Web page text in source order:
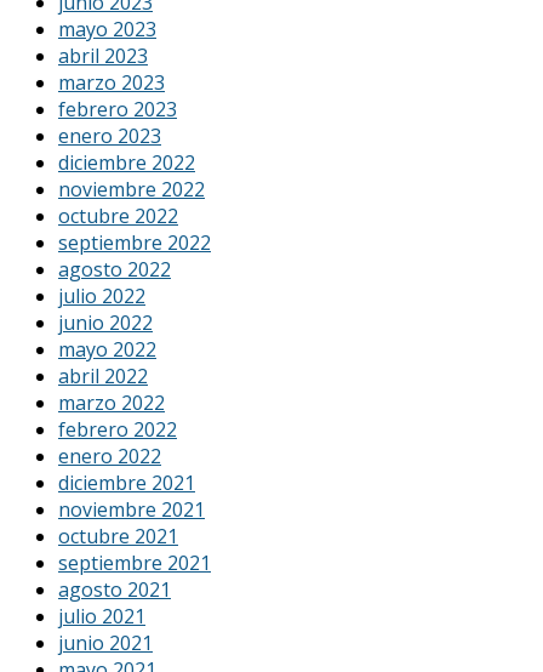
mayo 2023
abril 2023
marzo 2023
febrero 2023
enero 2023
diciembre 2022
noviembre 2022
octubre 2022
septiembre 2022
agosto 2022
julio 2022
junio 2022
mayo 2022
abril 2022
marzo 2022
febrero 2022
enero 2022
diciembre 2021
noviembre 2021
octubre 2021
septiembre 2021
agosto 2021
julio 2021
junio 2021